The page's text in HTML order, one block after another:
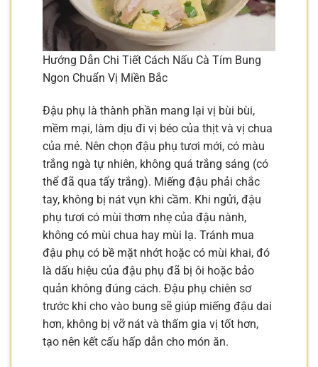
Hướng Dẫn Chi Tiết Cách Nấu Cà Tím Bung
Ngon Chuẩn Vị Miền Bắc
Đậu phụ là thành phần mang lại vị bùi bùi,
mềm mại, làm dịu đi vị béo của thịt và vị chua
của mẻ. Nên chọn đậu phụ tươi mới, có màu
trắng ngà tự nhiên, không quá trắng sáng (có
thể đã qua tẩy trắng). Miếng đậu phải chắc
tay, không bị nát vụn khi cầm. Khi ngửi, đậu
phụ tươi có mùi thơm nhẹ của đậu nành,
không có mùi chua hay mùi lạ. Tránh mua
đậu phụ có bề mặt nhớt hoặc có mùi khai, đó
là dấu hiệu của đậu phụ đã bị ôi hoặc bảo
quản không đúng cách. Đậu phụ chiên sơ
trước khi cho vào bung sẽ giúp miếng đậu dai
hơn, không bị vỡ nát và thấm gia vị tốt hơn,
tạo nên kết cấu hấp dẫn cho món ăn.